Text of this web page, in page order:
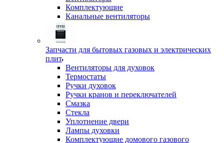
Комплектующие
Канальные вентиляторы
Запчасти для бытовых газовых и электрических
плит
Вентиляторы для духовок
Термостаты
Ручки духовок
Ручки кранов и переключателей
Смазка
Стекла
Уплотнение двери
Лампы духовки
Комплектующие домового газового